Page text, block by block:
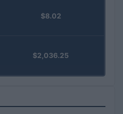
$8.02
$2,036.25